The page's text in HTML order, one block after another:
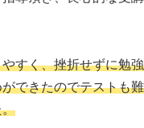
すく、挫折せずに勉強
できたのでテストも難
。